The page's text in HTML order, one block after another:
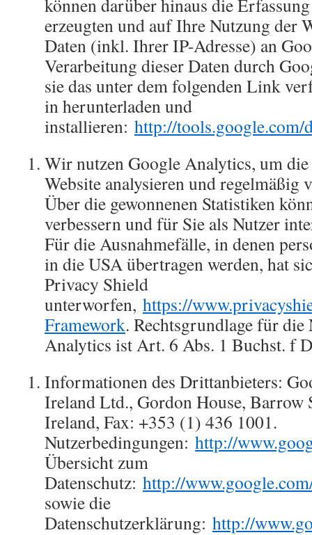
können darüber hinaus die
erzeugten und auf Ihre Nutzung der
Daten (inkl. Ihrer IP-Adresse) an
Verarbeitung dieser Daten durch
sie das unter dem folgenden Link
in herunterladen und
installieren: http://tools.google.com/
Wir nutzen Google Analytics, um
Website analysieren und regelmäßig
Über die gewonnenen Statistiken
verbessern und für Sie als Nutzer
Für die Ausnahmefälle, in denen
in die USA übertragen werden, hat
Privacy Shield
unterworfen, https://
Framework. Rechtsgrundlage für
Analytics ist Art. 6 Abs. 1 Buchst. f
Informationen des Drittanbieters:
Ireland Ltd., Gordon House, Barrow
Ireland, Fax: +353 (1) 436 1001.
Nutzerbedingungen: http://
Übersicht zum
Datenschutz: http://
sowie die
Datenschutzerklärung: http://